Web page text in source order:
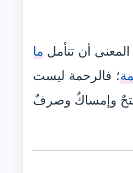
أن تتأمل ما
؛ فالرحمة ليست
وإمساكٌ وصرفٌ